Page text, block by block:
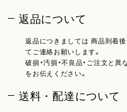
返品について
返品につきましては 商品到着
てご連絡お願いします。
破損・汚損・不良品・ご注文と
をお伝えください。
送料・配達について